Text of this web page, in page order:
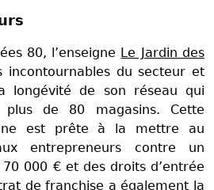
80, l’enseigne Le Jardin des
incontournables du secteur et
longévité de son réseau qui
de 80 magasins. Cette
est prête à la mettre au
entrepreneurs contre un
000 € et des droits d’entrée
de franchise a également la